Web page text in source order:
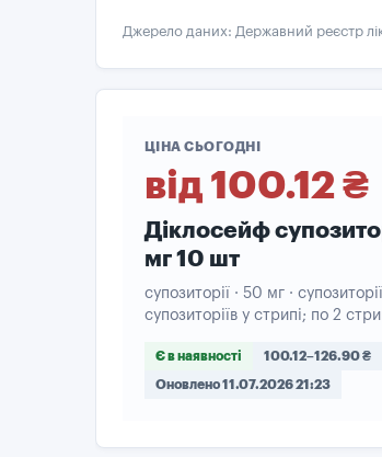
Джерело даних: Державний реєстр
ЦІНА СЬОГОДНІ
від 100.12 ₴
Діклосейф
мг 10 шт
супозиторії · 50 мг ·
супозиторіїв у стрипі; по 2
Є в наявності 100.12–126.90 ₴
Оновлено 11.07.2026 21:23